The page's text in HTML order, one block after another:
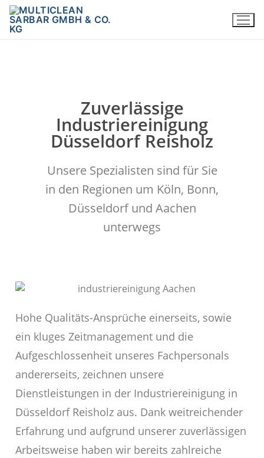
Zuverlässige
Industriereinigung
Düsseldorf Reisholz
Unsere Spezialisten sind für Sie
in den Regionen um Köln, Bonn,
Düsseldorf und Aachen
unterwegs
Hohe Qualitäts-Ansprüche einerseits, sowie
ein kluges Zeitmanagement und die
Aufgeschlossenheit unseres Fachpersonals
andererseits, zeichnen unsere
Dienstleistungen in der Industriereinigung in
Düsseldorf Reisholz aus. Dank weitreichender
Erfahrung und aufgrund unserer zuverlässigen
Arbeitsweise haben wir bereits zahlreiche